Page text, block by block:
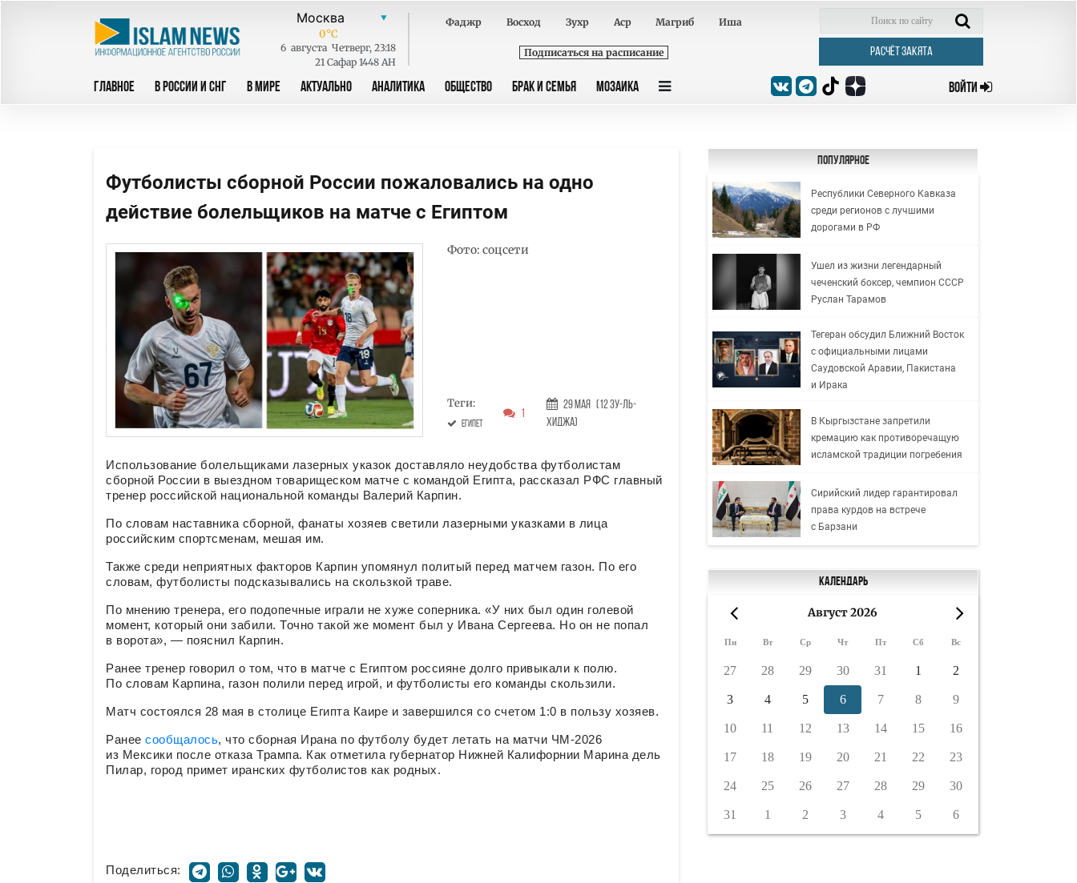
0°C
6 августа Четверг, 23:18
21 Сафар 1448 AH
Фаджр Восход Зухр Аср Магриб Иша
Подписаться на расписание РАСЧЁТ ЗАКЯТА
ГЛАВНОЕ В РОССИИ И СНГ В МИРЕ АКТУАЛЬНО АНАЛИТИКА ОБЩЕСТВО БРАК И СЕМЬЯ МОЗАИКА ВОЙТИ
Футболисты сборной России пожаловались на одно
действие болельщиков на матче с Египтом
Фото: соцсети
Теги:
Египет
1
29 Мая (12 Зу-ль-
хиджа)
Использование болельщиками лазерных указок доставляло неудобства футболистам
сборной России в выездном товарищеском матче с командой Египта, рассказал РФС главный
тренер российской национальной команды Валерий Карпин.
По словам наставника сборной, фанаты хозяев светили лазерными указками в лица
российским спортсменам, мешая им.
Также среди неприятных факторов Карпин упомянул политый перед матчем газон. По его
словам, футболисты подсказывались на скользкой траве.
По мнению тренера, его подопечные играли не хуже соперника. «У них был один голевой
момент, который они забили. Точно такой же момент был у Ивана Сергеева. Но он не попал
в ворота», — пояснил Карпин.
Ранее тренер говорил о том, что в матче с Египтом россияне долго привыкали к полю.
По словам Карпина, газон полили перед игрой, и футболисты его команды скользили.
Матч состоялся 28 мая в столице Египта Каире и завершился со счетом 1:0 в пользу хозяев.
Ранее сообщалось, что сборная Ирана по футболу будет летать на матчи ЧМ-2026
из Мексики после отказа Трампа. Как отметила губернатор Нижней Калифорнии Марина дель
Пилар, город примет иранских футболистов как родных.
Поделиться:
Популярное
Республики Северного Кавказа
среди регионов с лучшими
дорогами в РФ
Ушел из жизни легендарный
чеченский боксер, чемпион СССР
Руслан Тарамов
Тегеран обсудил Ближний Восток
с официальными лицами
Саудовской Аравии, Пакистана
и Ирака
В Кыргызстане запретили
кремацию как противоречащую
исламской традиции погребения
Сирийский лидер гарантировал
права курдов на встрече
с Барзани
Календарь
Август 2026
Пн Вт Ср Чт Пт Сб Вс
27 28 29 30 31 1 2
3 4 5 6 7 8 9
10 11 12 13 14 15 16
17 18 19 20 21 22 23
24 25 26 27 28 29 30
31 1 2 3 4 5 6